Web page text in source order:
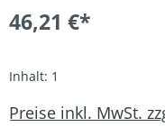
46,21 €*
Inhalt: 1
Preise inkl. MwSt.